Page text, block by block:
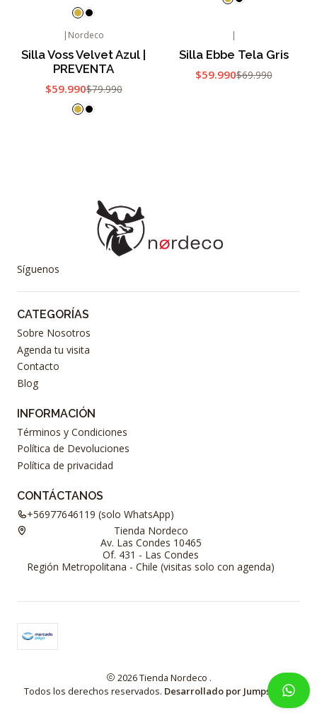
| Nordeco
Silla Voss Velvet Azul |
PREVENTA
$59.990$79.990
Agotado
|
Silla Ebbe Tela Gris
$59.990$69.990
Síguenos
CATEGORÍAS
Sobre Nosotros
Agenda tu visita
Contacto
Blog
INFORMACIÓN
Términos y Condiciones
Política de Devoluciones
Política de privacidad
CONTÁCTANOS
+56977646119 (solo WhatsApp)
Tienda Nordeco
Av. Las Condes 10465
Of. 431 - Las Condes
Región Metropolitana - Chile (visitas solo con agenda)
2026 Tienda Nordeco .
Todos los derechos reservados. Desarrollado por Jumpseller.